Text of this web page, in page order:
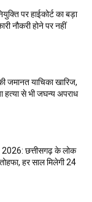
पर हाईकोर्ट का बड़ा
नौकरी होने पर नहीं
जमानत याचिका खारिज,
हत्या से भी जघन्य अपराध
छत्तीसगढ़ के लोक
हर साल मिलेगी 24